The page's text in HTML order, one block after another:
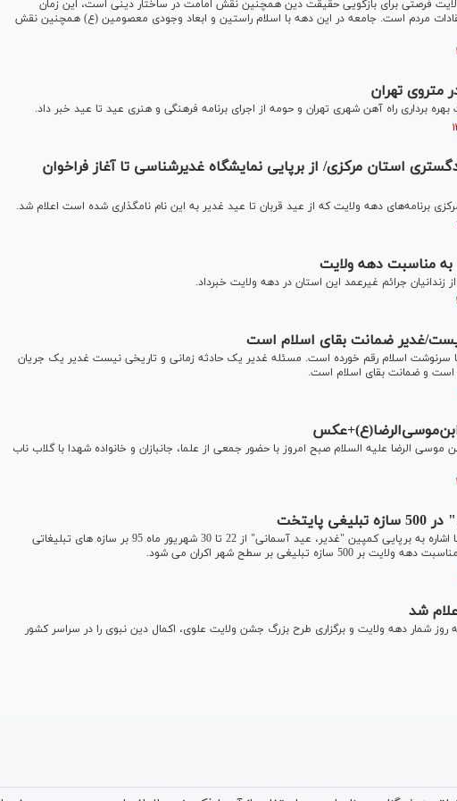
فرصتی برای بازگویی حقیقت دین همچنین نقش امامت در ساختار دینی است، این زمان
مردم است. جامعه در این دهه با اسلام راستین و ابعاد وجودی معصومین (ع) همچنین نقش
متروی تهران
برداری راه آهن شهری تهران و حومه از اجرای برنامه فرهنگی و هنری عید تا عید خبر داد.
استان مرکزی/ از برپایی نمایشگاه غدیرشناسی تا آغاز فراخوان
برنامه‌های دهه ولایت که از عید قربان تا عید غدیر به این نام نامگذاری شده است اعلام شد.
غدیر ضمانت بقای اسلام است
سرنوشت اسلام رقم خورده است. مسئله غدیر یک حادثه زمانی و تاریخی نیست غدیر یک جریان
و ضمانت بقای اسلام است.
الرضا علیه السلام صبح امروز با حضور جمعی از علما، جانبازان و خانواده شهدا با گلاب ناب
مدیرعامل سازمان زیباسازی شهرداری تهران با اشاره به برپایی کمپین "غدیر، عید آسمانی" از 22 تا 30 شهریور ماه 95 بر سازه های تبلیغاتی
بر سطح شهر اکران می شود.
شد
روز شمار دهه ولایت و برگزاری طرح بزرگ جشن ولایت علوی، اکمال دین نبوی را در سراسر کشور